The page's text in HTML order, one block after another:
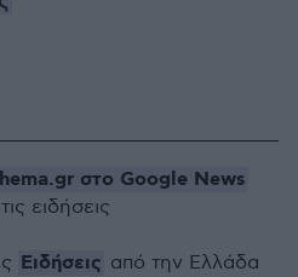
στο Google News
ειδήσεις
Ειδήσεις από την Ελλάδα